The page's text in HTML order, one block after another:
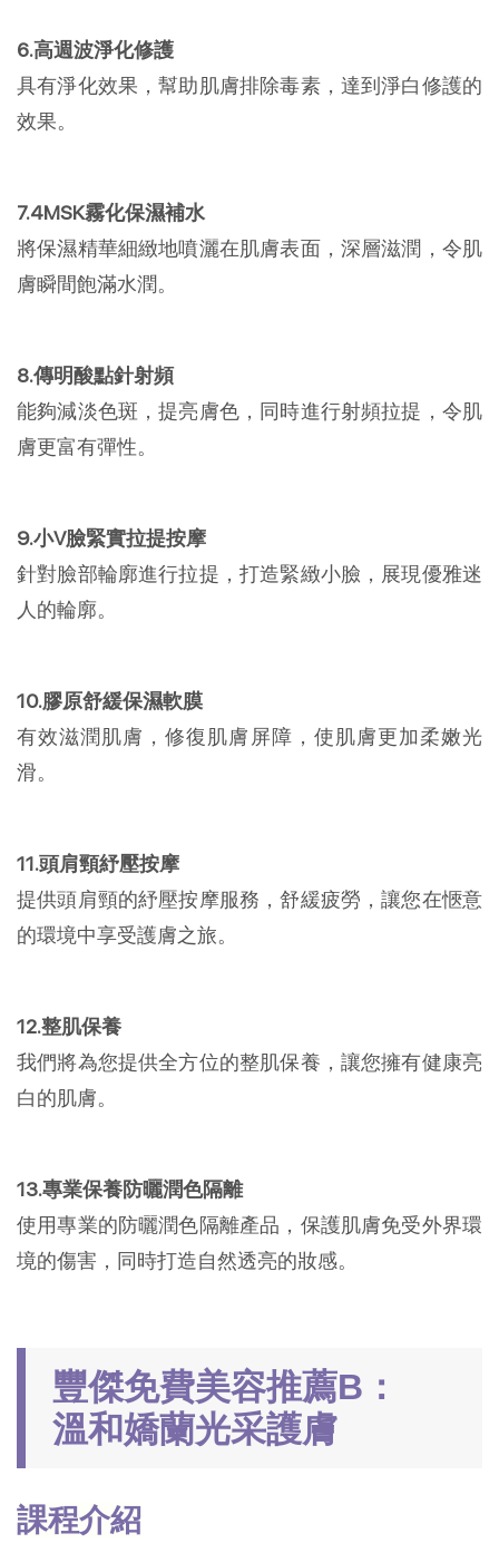
6.高週波淨化修護
具有淨化效果，幫助肌膚排除毒素，達到淨白修護的
效果。
7.4MSK霧化保濕補水
將保濕精華細緻地噴灑在肌膚表面，深層滋潤，令肌
膚瞬間飽滿水潤。
8.傳明酸點針射頻
能夠減淡色斑，提亮膚色，同時進行射頻拉提，令肌
膚更富有彈性。
9.小V臉緊實拉提按摩
針對臉部輪廓進行拉提，打造緊緻小臉，展現優雅迷
人的輪廓。
10.膠原舒緩保濕軟膜
有效滋潤肌膚，修復肌膚屏障，使肌膚更加柔嫩光
滑。
11.頭肩頸紓壓按摩
提供頭肩頸的紓壓按摩服務，舒緩疲勞，讓您在愜意
的環境中享受護膚之旅。
12.整肌保養
我們將為您提供全方位的整肌保養，讓您擁有健康亮
白的肌膚。
13.專業保養防曬潤色隔離
使用專業的防曬潤色隔離產品，保護肌膚免受外界環
境的傷害，同時打造自然透亮的妝感。
豐傑免費美容推薦B：
溫和嬌蘭光采護膚
課程介紹